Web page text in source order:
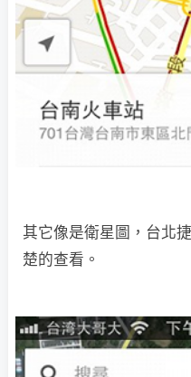
其它像是衛星圖，台北
楚的查看。